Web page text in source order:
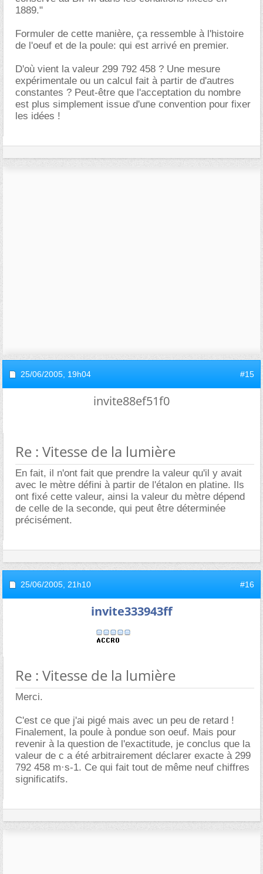
1889."
Formuler de cette manière, ça ressemble à l'histoire
de l'oeuf et de la poule: qui est arrivé en premier.
D'où vient la valeur 299 792 458 ? Une mesure
expérimentale ou un calcul fait à partir de d'autres
constantes ? Peut-être que l'acceptation du nombre
est plus simplement issue d'une convention pour fixer
les idées !
25/06/2005, 19h04 #15
invite88ef51f0
Re : Vitesse de la lumière
En fait, il n'ont fait que prendre la valeur qu'il y avait
avec le mètre défini à partir de l'étalon en platine. Ils
ont fixé cette valeur, ainsi la valeur du mètre dépend
de celle de la seconde, qui peut être déterminée
précisément.
25/06/2005, 21h10 #16
invite333943ff
Re : Vitesse de la lumière
Merci.
C'est ce que j'ai pigé mais avec un peu de retard !
Finalement, la poule à pondue son oeuf. Mais pour
revenir à la question de l'exactitude, je conclus que la
valeur de c a été arbitrairement déclarer exacte à 299
792 458 m·s-1. Ce qui fait tout de même neuf chiffres
significatifs.